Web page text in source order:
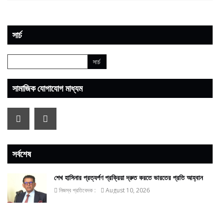
সার্চ
সামাজিক যোগাযোগ মাধ্যম
সর্বশেষ
শেখ হাসিনার প্রত্যর্পণ প্রক্রিয়া দ্রুত করতে ভারতের প্রতি আহ্বান
নিজস্ব প্রতিবেদক : August 10, 2026